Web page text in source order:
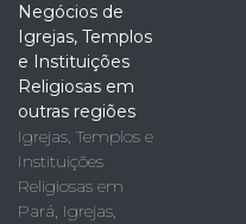
Negócios de
Igrejas, Templos
e Instituições
Religiosas em
outras regiões
Igrejas, Templos e
Instituições
Religiosas em
Pará, Igrejas,